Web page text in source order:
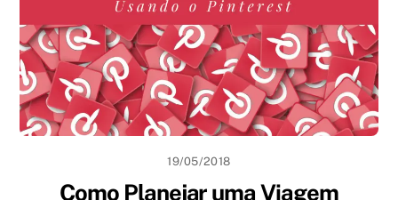
19/05/2018
Como Planejar uma Viagem